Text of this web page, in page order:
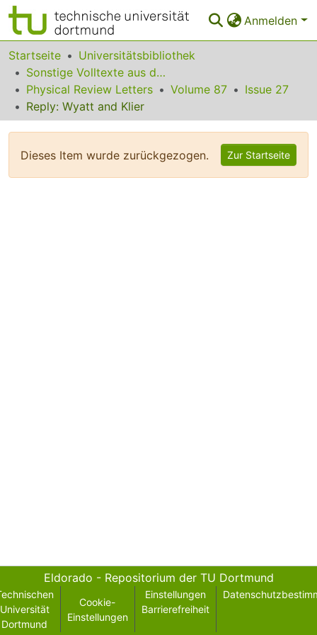
Anmelden
Bereiche & Sammlungen
Das gesamte Repositorium
Statistiken
Startseite
Universitätsbibliothek
Sonstige Volltexte aus dem Bibliotheksangebot
Physical Review Letters
Volume 87
Issue 27
Reply: Wyatt and Klier
Dieses Item wurde zurückgezogen. Zur Startseite
Eldorado - Repositorium der TU Dortmund
Universität
Dortmund
Cookie-
Einstellungen
Einstellungen
Barrierefreiheit